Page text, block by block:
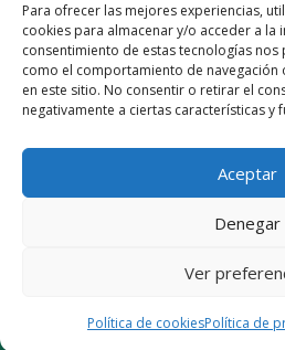
Para ofrecer las mejores experiencias,
cookies para almacenar y/o acceder a la
consentimiento de estas tecnologías
como el comportamiento de navegación
en este sitio. No consentir o retirar el
negativamente a ciertas características y
Aceptar
Denegar
Ver
Política de cookiesPolítica de
comentario.
Entra con tu red social
He leído y acepto laPolítica de Privacidad
cookies-Marquistas